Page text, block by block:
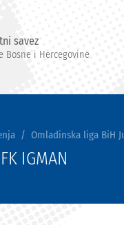
savez
Bosne i Hercegovine
Omladinska liga BiH
IGMAN